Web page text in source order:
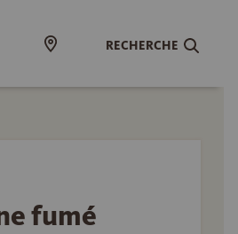
RECHERCHE
fumé